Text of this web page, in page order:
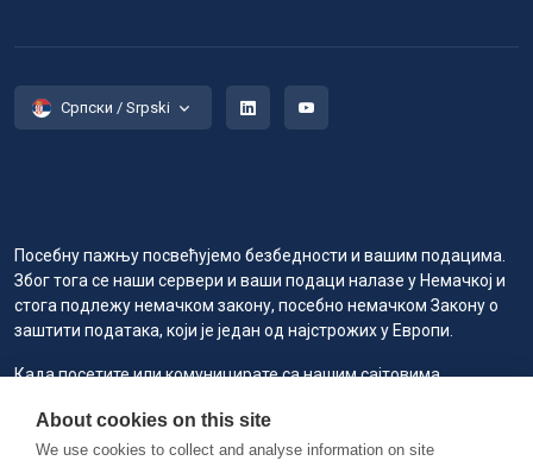
Српски / Srpski
Посебну пажњу посвећујемо безбедности и вашим подацима.
Због тога се наши сервери и ваши подаци налазе у Немачкој и
стога подлежу немачком закону, посебно немачком Закону о
заштити података, који је један од најстрожих у Европи.
Када посетите или комуницирате са нашим сајтовима,
услуга можемо користити колачиће за чување информација
како бисмо вам пружили боље, брже и безбедније искуство и у
About cookies on this site
We use cookies to collect and analyse information on site